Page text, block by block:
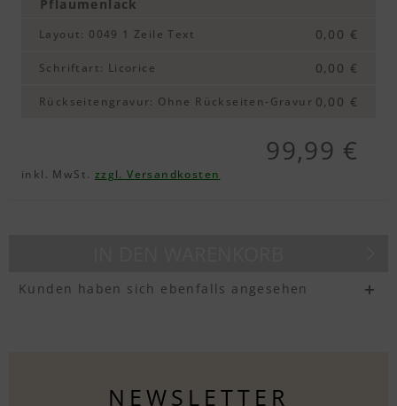
Pflaumenlack
Layout: 0049 1 Zeile Text 0,00 €
Schriftart: Licorice 0,00 €
Rückseitengravur: Ohne Rückseiten-Gravur 0,00 €
99,99 €
inkl. MwSt. zzgl. Versandkosten
Kunden haben sich ebenfalls angesehen
NEWSLETTER